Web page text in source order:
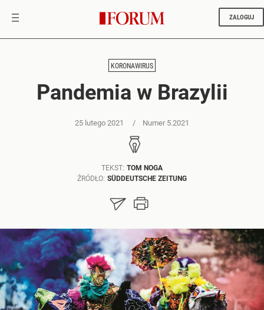
ZALOGUJ
TEKST: TOM NOGA
ŹRÓDŁO: SÜDDEUTSCHE ZEITUNG
KORONAWIRUS
Pandemia w Brazylii
25 lutego 2021 Numer 5.2021